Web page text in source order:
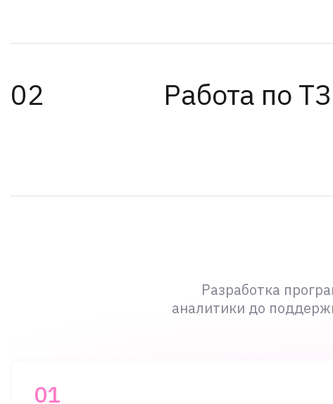
Работа по ТЗ
Разработка
аналитики до